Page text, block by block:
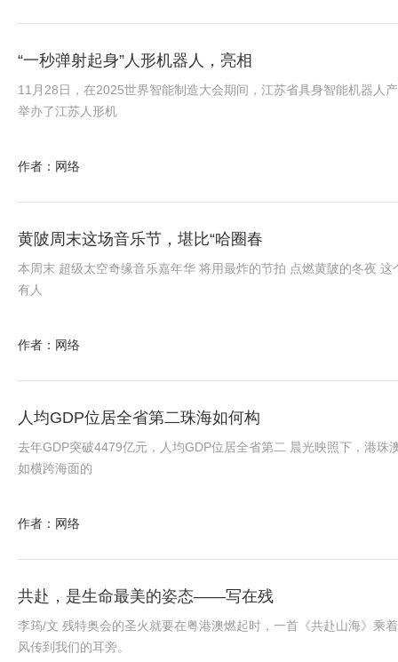
“一秒弹射起身”人形机器人，亮相
11月28日，在2025世界智能制造大会期间，江苏省具身智能机器人
举办了江苏人形机
作者：网络
黄陂周末这场音乐节，堪比“哈圈春
本周末 超级太空奇缘音乐嘉年华 将用最炸的节拍 点燃黄陂的冬夜 这
有人
作者：网络
人均GDP位居全省第二珠海如何构
去年GDP突破4479亿元，人均GDP位居全省第二 晨光映照下，港珠
如横跨海面的
作者：网络
共赴，是生命最美的姿态——写在残
李筠/文 残特奥会的圣火就要在粤港澳燃起时，一首《共赴山海》乘
风传到我们的耳旁。